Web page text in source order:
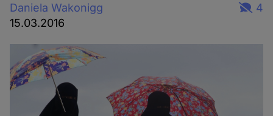
Daniela Wakonigg
15.03.2016
4